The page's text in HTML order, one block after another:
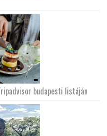
budapesti listáján